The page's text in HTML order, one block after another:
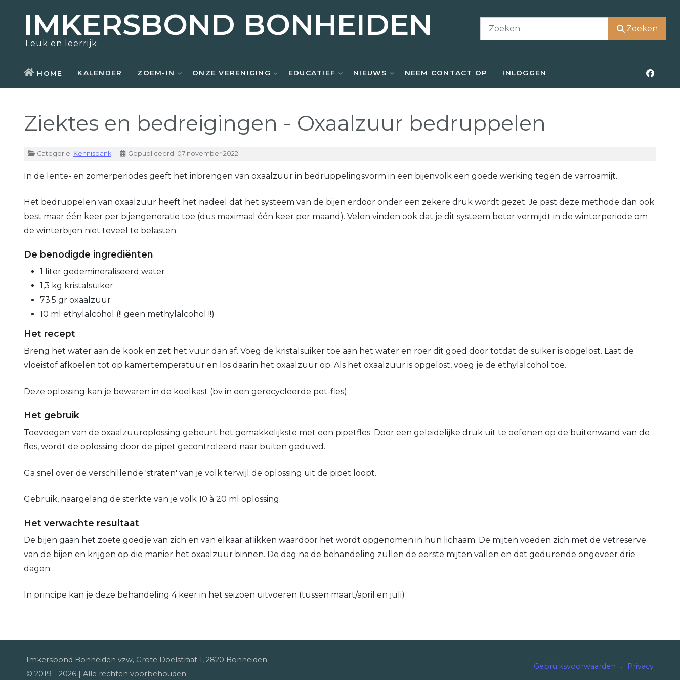
IMKERSBOND BONHEIDEN
Leuk en leerrijk
Zoeken
HOME KALENDER ZOEM-IN ONZE VERENIGING EDUCATIEF NIEUWS NEEM CONTACT OP INLOGGEN
Ziektes en bedreigingen - Oxaalzuur bedruppelen
DetailsCategorie: Kennisbank Gepubliceerd: 07 november 2022
In de lente- en zomerperiodes geeft het inbrengen van oxaalzuur in bedruppelingsvorm in een bijenvolk een goede werking tegen de varroamijt.
Het bedruppelen van oxaalzuur heeft het nadeel dat het systeem van de bijen erdoor onder een zekere druk wordt gezet. Je past deze methode dan ook
best maar één keer per bijengeneratie toe (dus maximaal één keer per maand). Velen vinden ook dat je dit systeem beter vermijdt in de winterperiode om
de winterbijen niet teveel te belasten.
De benodigde ingrediënten
1 liter gedemineraliseerd water
1,3 kg kristalsuiker
73.5 gr oxaalzuur
10 ml ethylalcohol (!! geen methylalcohol !!)
Het recept
Breng het water aan de kook en zet het vuur dan af. Voeg de kristalsuiker toe aan het water en roer dit goed door totdat de suiker is opgelost. Laat de
vloeistof afkoelen tot op kamertemperatuur en los daarin het oxaalzuur op. Als het oxaalzuur is opgelost, voeg je de ethylalcohol toe.
Deze oplossing kan je bewaren in de koelkast (bv in een gerecycleerde pet-fles).
Het gebruik
Toevoegen van de oxaalzuuroplossing gebeurt het gemakkelijkste met een pipetfles. Door een geleidelijke druk uit te oefenen op de buitenwand van de
fles, wordt de oplossing door de pipet gecontroleerd naar buiten geduwd.
Ga snel over de verschillende 'straten' van je volk terwijl de oplossing uit de pipet loopt.
Gebruik, naargelang de sterkte van je volk 10 à 20 ml oplossing.
Het verwachte resultaat
De bijen gaan het zoete goedje van zich en van elkaar aflikken waardoor het wordt opgenomen in hun lichaam. De mijten voeden zich met de vetreserve
van de bijen en krijgen op die manier het oxaalzuur binnen. De dag na de behandeling zullen de eerste mijten vallen en dat gedurende ongeveer drie
dagen.
In principe kan je deze behandeling 4 keer in het seizoen uitvoeren (tussen maart/april en juli)
Imkersbond Bonheiden vzw, Grote Doelstraat 1, 2820 Bonheiden
© 2019 - 2026 | Alle rechten voorbehouden
Gebruiksvoorwaarden Privacy
Zoem-In
Zwermen scheppen
Lid worden
Over ons
Kerntaken
Lid worden
Opleidingen
Links
Actueel